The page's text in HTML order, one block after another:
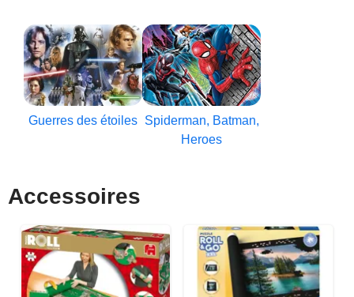
Guerres des étoiles Spiderman, Batman,
Heroes
Accessoires